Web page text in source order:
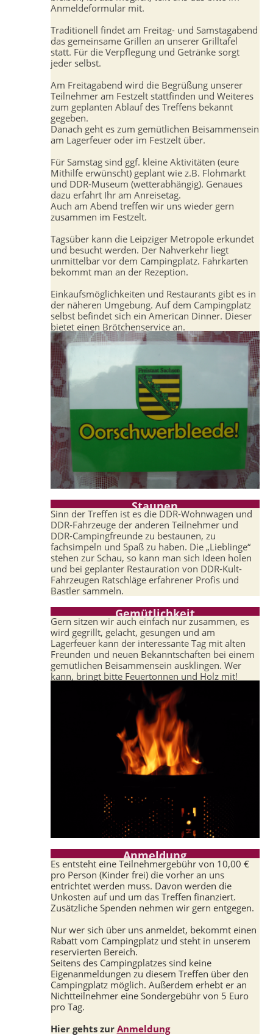
Anmeldeformular mit.
Traditionell findet am Freitag- und Samstagabend
das gemeinsame Grillen an unserer Grilltafel
statt. Für die Verpflegung und Getränke sorgt
jeder selbst.
Am Freitagabend wird die Begrüßung unserer
Teilnehmer am Festzelt stattfinden und Weiteres
zum geplanten Ablauf des Treffens bekannt
gegeben.
Danach geht es zum gemütlichen Beisammensein
am Lagerfeuer oder im Festzelt über.
Für Samstag sind ggf. kleine Aktivitäten (eure
Mithilfe erwünscht) geplant wie z.B. Flohmarkt
und DDR-Museum (wetterabhängig). Genaues
dazu erfahrt Ihr am Anreisetag.
Auch am Abend treffen wir uns wieder gern
zusammen im Festzelt.
Tagsüber kann die Leipziger Metropole erkundet
und besucht werden. Der Nahverkehr liegt
unmittelbar vor dem Campingplatz. Fahrkarten
bekommt man an der Rezeption.
Einkaufsmöglichkeiten und Restaurants gibt es in
der näheren Umgebung. Auf dem Campingplatz
selbst befindet sich ein American Dinner. Dieser
bietet einen Brötchenservice an.
Staunen
Sinn der Treffen ist es die DDR-Wohnwagen und
DDR-Fahrzeuge der anderen Teilnehmer und
DDR-Campingfreunde zu bestaunen, zu
fachsimpeln und Spaß zu haben. Die „Lieblinge“
stehen zur Schau, so kann man sich Ideen holen
und bei geplanter Restauration von DDR-Kult-
Fahrzeugen Ratschläge erfahrener Profis und
Bastler sammeln.
Gemütlichkeit
Gern sitzen wir auch einfach nur zusammen, es
wird gegrillt, gelacht, gesungen und am
Lagerfeuer kann der interessante Tag mit alten
Freunden und neuen Bekanntschaften bei einem
gemütlichen Beisammensein ausklingen. Wer
kann, bringt bitte Feuertonnen und Holz mit!
Anmeldung
Es entsteht eine Teilnehmergebühr von 10,00 €
pro Person (Kinder frei) die vorher an uns
entrichtet werden muss. Davon werden die
Unkosten auf und um das Treffen finanziert.
Zusätzliche Spenden nehmen wir gern entgegen.
Nur wer sich über uns anmeldet, bekommt einen
Rabatt vom Campingplatz und steht in unserem
reservierten Bereich.
Seitens des Campingplatzes sind keine
Eigenanmeldungen zu diesem Treffen über den
Campingplatz möglich. Außerdem erhebt er an
Nichtteilnehmer eine Sondergebühr von 5 Euro
pro Tag.
Hier gehts zur Anmeldung